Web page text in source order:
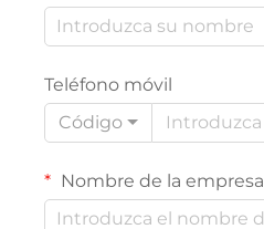
Teléfono móvil
Código
Nombre de la empresa